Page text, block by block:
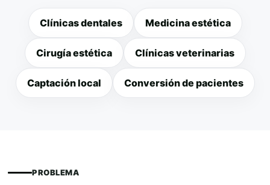
Clínicas dentales Medicina estética
Cirugía estética Clínicas veterinarias
Captación local Conversión de pacientes
PROBLEMA